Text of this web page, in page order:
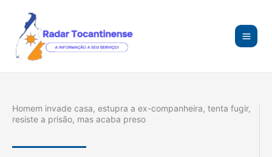
conteúdo
Homem invade casa, estupra a ex-companheira, tenta fugir,
resiste a prisão, mas acaba preso